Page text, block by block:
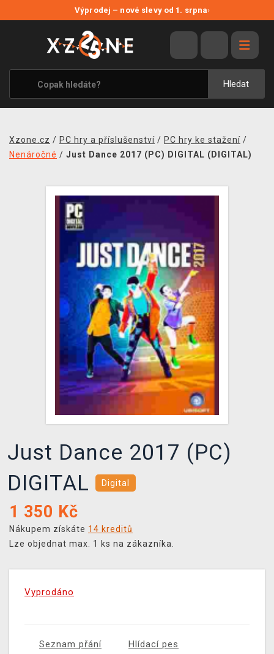
Výprodej – nové slevy od 1. srpna›
Hledat
VÝPRODEJ
VIDEOHRY
XZONE ORIGINALS
TÉMATIKY
MERCHANDISE
PRODEJNY
XZONE KLUB
TCG & BOARDGAME HUB
VÝKUP HER (BAZAR)
Xzone.cz / PC hry a příslušenství / PC hry ke stažení /
Nenáročné / Just Dance 2017 (PC) DIGITAL (DIGITAL)
Just Dance 2017 (PC)
DIGITAL
Digital
1 350 Kč
Nákupem získáte 14 kreditů
Lze objednat max. 1 ks na zákazníka.
Vyprodáno
Seznam přání Hlídací pes